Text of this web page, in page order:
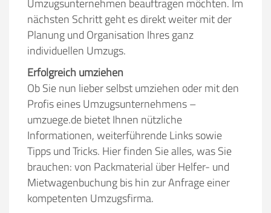
Stunden Stunden
KOSTENSCHÄTZUNG:
ICH MÖCHTE ANGEBOTE ANFORDERN
SO ERRECHNET SICH DIE KOSTENSCHÄTZUNG
Umzugsunternehmen beauftragen möchten. Im
nächsten Schritt geht es direkt weiter mit der
Planung und Organisation Ihres ganz
individuellen Umzugs.
Erfolgreich umziehen
Ob Sie nun lieber selbst umziehen oder mit den
Profis eines Umzugsunternehmens –
umzuege.de bietet Ihnen nützliche
Informationen, weiterführende Links sowie
Tipps und Tricks. Hier finden Sie alles, was Sie
brauchen: von Packmaterial über Helfer- und
Mietwagenbuchung bis hin zur Anfrage einer
kompetenten Umzugsfirma.